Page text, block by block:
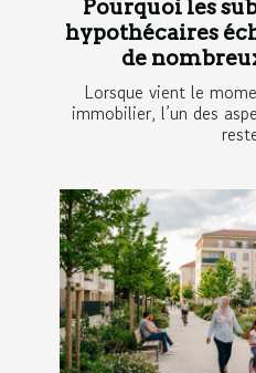
Pourquoi les
hypothécaires
de
Lorsque vient le
immobilier, l’un des